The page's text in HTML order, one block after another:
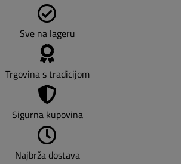
Sve na lageru
Trgovina s tradicijom
Sigurna kupovina
Najbrža dostava